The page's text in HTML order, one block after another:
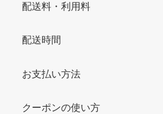
配送料・利用料
配送時間
お支払い方法
クーポンの使い方